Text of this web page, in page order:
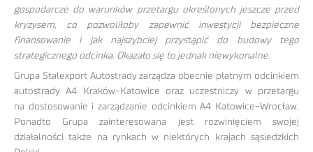
gospodarcze do warunków przetargu określonych jeszcze przed
kryzysem, co pozwoliłoby zapewnić inwestycji bezpieczne
finansowanie i jak najszybciej przystąpić do budowy tego
strategicznego odcinka. Okazało się to jednak niewykonalne.
Grupa Stalexport Autostrady zarządza obecnie płatnym odcinkiem
autostrady A4 Kraków-Katowice oraz uczestniczy w przetargu
na dostosowanie i zarządzanie odcinkiem A4 Katowice-Wrocław.
Ponadto Grupa zainteresowana jest rozwinięciem swojej
działalności także na rynkach w niektórych krajach sąsiedzkich